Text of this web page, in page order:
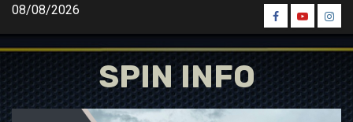
Skip
content
08/08/2026
Spin
Facebook
Spin
Youtube
Spin
SPIN INFO